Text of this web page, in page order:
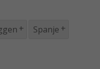
Spanje